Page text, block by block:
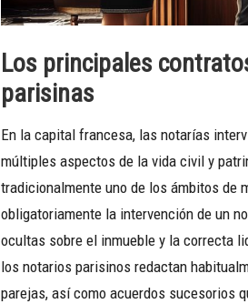
Los principales
parisinas
En la capital francesa, las notarías
múltiples aspectos de la vida civil y
tradicionalmente uno de los ámbitos de
obligatoriamente la intervención de un
ocultas sobre el inmueble y la correcta
los notarios parisinos redactan
parejas, así como acuerdos sucesorios